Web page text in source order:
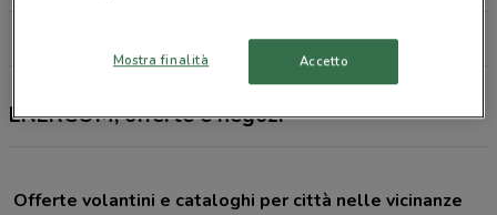
Tutti i negozi ENERCOM
ENERCOM, offerte e negozi
Offerte volantini e cataloghi per città nelle vicinanze
Mostra finalità Accetto